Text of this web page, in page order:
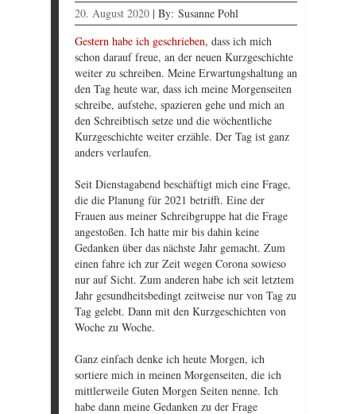
20. August 2020 | By: Susanne Pohl
Gestern habe ich geschrieben, dass ich mich
schon darauf freue, an der neuen Kurzgeschichte
weiter zu schreiben. Meine Erwartungshaltung an
den Tag heute war, dass ich meine Morgenseiten
schreibe, aufstehe, spazieren gehe und mich an
den Schreibtisch setze und die wöchentliche
Kurzgeschichte weiter erzähle. Der Tag ist ganz
anders verlaufen.
Seit Dienstagabend beschäftigt mich eine Frage,
die die Planung für 2021 betrifft. Eine der
Frauen aus meiner Schreibgruppe hat die Frage
angestoßen. Ich hatte mir bis dahin keine
Gedanken über das nächste Jahr gemacht. Zum
einen fahre ich zur Zeit wegen Corona sowieso
nur auf Sicht. Zum anderen habe ich seit letztem
Jahr gesundheitsbedingt zeitweise nur von Tag zu
Tag gelebt. Dann mit den Kurzgeschichten von
Woche zu Woche.
Ganz einfach denke ich heute Morgen, ich
sortiere mich in meinen Morgenseiten, die ich
mittlerweile Guten Morgen Seiten nenne. Ich
habe dann meine Gedanken zu der Frage